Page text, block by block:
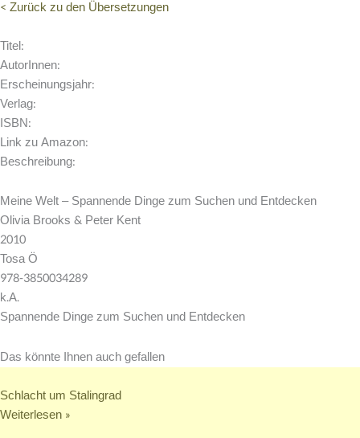
< Zurück zu den Übersetzungen
Titel:
AutorInnen:
Erscheinungsjahr:
Verlag:
ISBN:
Link zu Amazon:
Beschreibung:
Meine Welt – Spannende Dinge zum Suchen und Entdecken
Olivia Brooks & Peter Kent
2010
Tosa Ö
978-3850034289
k.A.
Spannende Dinge zum Suchen und Entdecken
Das könnte Ihnen auch gefallen
Schlacht um Stalingrad
Weiterlesen »